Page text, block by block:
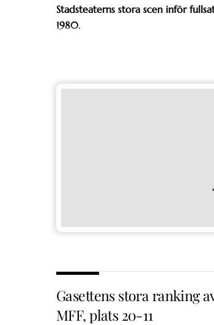
Stadsteaterns stora scen inför
1980.
Gasettens stora ranking
MFF, plats 20-11